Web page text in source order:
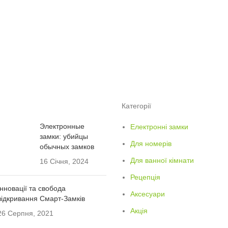
Электронные
замки: убийцы
обычных замков
16 Січня, 2024
та свобода
Смарт-Замків
Серпня, 2021
Категорії
Електронні замки
Для номерів
Для ванної кімнати
Рецепція
Аксесуари
Акція